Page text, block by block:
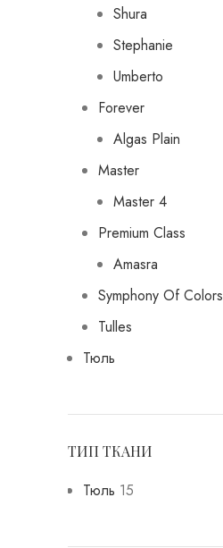
Shura
Stephanie
Umberto
Forever
Algas Plain
Master
Master 4
Premium Class
Amasra
Symphony Of Colors
Tulles
Тюль
ТИП ТКАНИ
Тюль 15